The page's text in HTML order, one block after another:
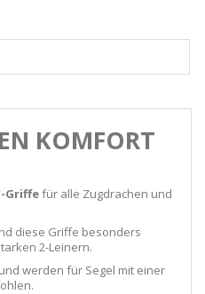
KOMFORT
Griffefür alle Zugdrachen und
diese Griffe besonders
2-Leinern.
werden für Segel mit einer